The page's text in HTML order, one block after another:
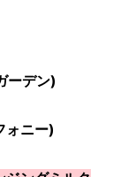
ーデン)
ォニー)